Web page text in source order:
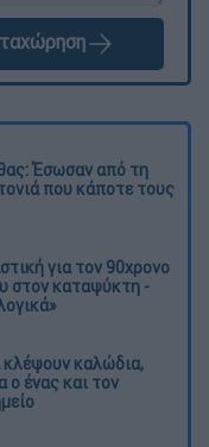
Έσωσαν από τη
που κάποτε τους
για τον 90χρονο
στον καταψύκτη -
κλέψουν καλώδια,
ο ένας και τον